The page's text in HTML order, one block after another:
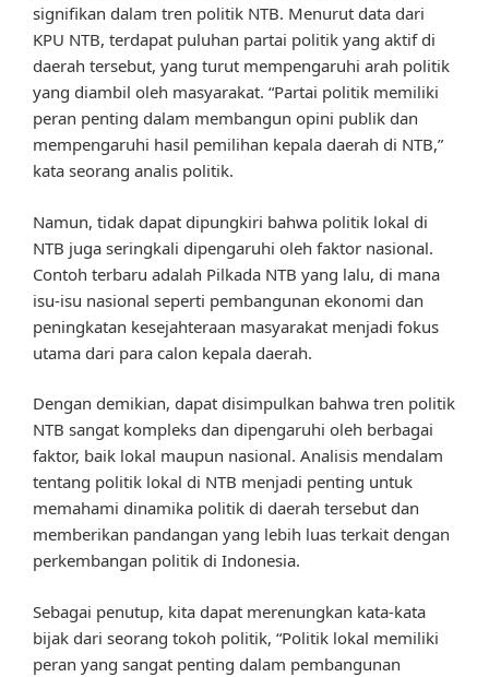
signifikan dalam tren politik NTB. Menurut data dari
KPU NTB, terdapat puluhan partai politik yang aktif di
daerah tersebut, yang turut mempengaruhi arah politik
yang diambil oleh masyarakat. “Partai politik memiliki
peran penting dalam membangun opini publik dan
mempengaruhi hasil pemilihan kepala daerah di NTB,”
kata seorang analis politik.
Namun, tidak dapat dipungkiri bahwa politik lokal di
NTB juga seringkali dipengaruhi oleh faktor nasional.
Contoh terbaru adalah Pilkada NTB yang lalu, di mana
isu-isu nasional seperti pembangunan ekonomi dan
peningkatan kesejahteraan masyarakat menjadi fokus
utama dari para calon kepala daerah.
Dengan demikian, dapat disimpulkan bahwa tren politik
NTB sangat kompleks dan dipengaruhi oleh berbagai
faktor, baik lokal maupun nasional. Analisis mendalam
tentang politik lokal di NTB menjadi penting untuk
memahami dinamika politik di daerah tersebut dan
memberikan pandangan yang lebih luas terkait dengan
perkembangan politik di Indonesia.
Sebagai penutup, kita dapat merenungkan kata-kata
bijak dari seorang tokoh politik, “Politik lokal memiliki
peran yang sangat penting dalam pembangunan